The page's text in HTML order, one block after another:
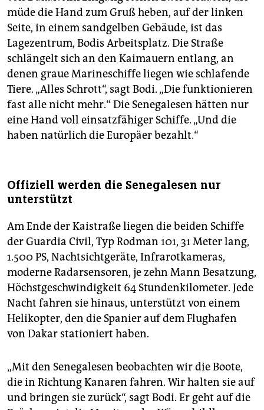
müde die Hand zum Gruß heben, auf der linken
Seite, in einem sandgelben Gebäude, ist das
Lagezentrum, Bodis Arbeitsplatz. Die Straße
schlängelt sich an den Kaimauern entlang, an
denen graue Marineschiffe liegen wie schlafende
Tiere. „Alles Schrott“, sagt Bodi. „Die funktionieren
fast alle nicht mehr.“ Die Senegalesen hätten nur
eine Hand voll einsatzfähiger Schiffe. „Und die
haben natürlich die Europäer bezahlt.“
Offiziell werden die Senegalesen nur
unterstützt
Am Ende der Kaistraße liegen die beiden Schiffe
der Guardia Civil, Typ Rodman 101, 31 Meter lang,
1.500 PS, Nachtsichtgeräte, Infrarotkameras,
moderne Radarsensoren, je zehn Mann Besatzung,
Höchstgeschwindigkeit 64 Stundenkilometer. Jede
Nacht fahren sie hinaus, unterstützt von einem
Helikopter, den die Spanier auf dem Flughafen
von Dakar stationiert haben.
„Mit den Senegalesen beobachten wir die Boote,
die in Richtung Kanaren fahren. Wir halten sie auf
und bringen sie zurück“, sagt Bodi. Er geht auf die